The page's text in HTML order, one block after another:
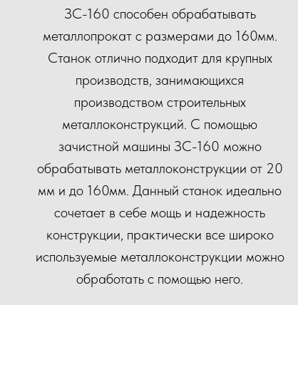
ЗС-160 способен обрабатывать
металлопрокат с размерами до 160мм.
Станок отлично подходит для крупных
производств, занимающихся
производством строительных
металлоконструкций. С помощью
зачистной машины ЗС-160 можно
обрабатывать металлоконструкции от 20
мм и до 160мм. Данный станок идеально
сочетает в себе мощь и надежность
конструкции, практически все широко
используемые металлоконструкции можно
обработать с помощью него.